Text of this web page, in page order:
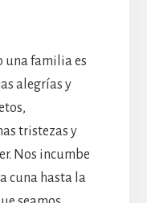
una familia es
alegrías y
tristezas y
Nos incumbe
cuna hasta la